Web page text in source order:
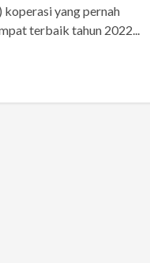
yang pernah
terbaik tahun 2022...